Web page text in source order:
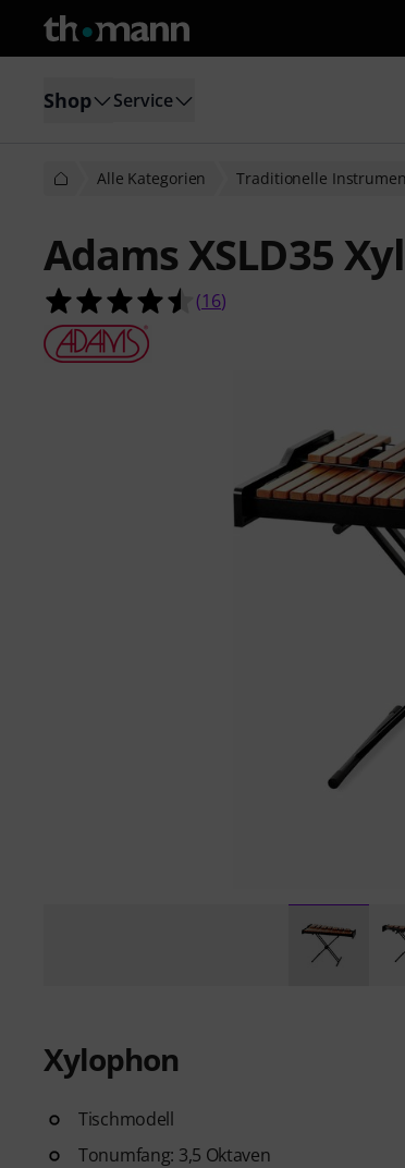
Shop Service
Alle Kategorien Traditionelle
Adams XSLD35
4.5 von 5 Sternen aus 16
(16)
Xylophon
Tischmodell
Tonumfang: 3,5 Oktaven